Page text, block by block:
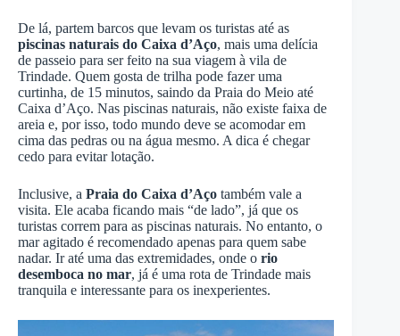
De lá, partem barcos que levam os turistas até as
piscinas naturais do Caixa d’Aço, mais uma delícia
de passeio para ser feito na sua viagem à vila de
Trindade. Quem gosta de trilha pode fazer uma
curtinha, de 15 minutos, saindo da Praia do Meio até
Caixa d’Aço. Nas piscinas naturais, não existe faixa de
areia e, por isso, todo mundo deve se acomodar em
cima das pedras ou na água mesmo. A dica é chegar
cedo para evitar lotação.
Inclusive, a Praia do Caixa d’Aço também vale a
visita. Ele acaba ficando mais “de lado”, já que os
turistas correm para as piscinas naturais. No entanto, o
mar agitado é recomendado apenas para quem sabe
nadar. Ir até uma das extremidades, onde o rio
desemboca no mar, já é uma rota de Trindade mais
tranquila e interessante para os inexperientes.